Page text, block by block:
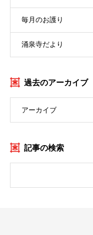
毎月のお護り
涌泉寺だより
過去のアーカイブ
アーカイブ
記事の検索